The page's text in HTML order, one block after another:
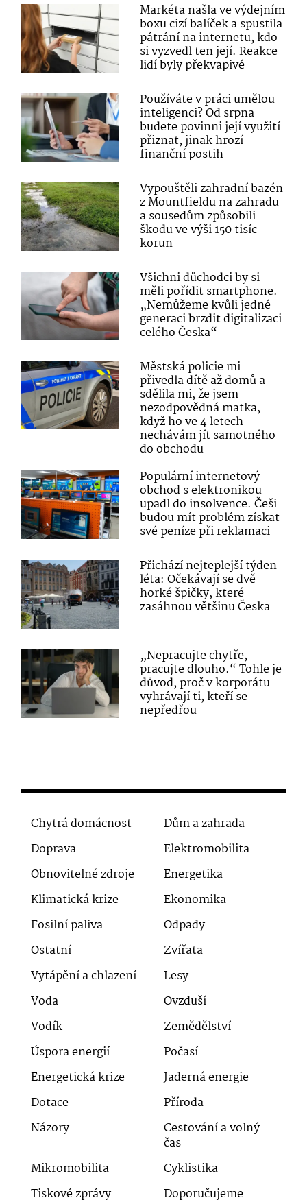
Markéta našla ve výdejním
boxu cizí balíček a spustila
pátrání na internetu, kdo
si vyzvedl ten její. Reakce
lidí byly překvapivé
Používáte v práci umělou
inteligenci? Od srpna
budete povinni její využití
přiznat, jinak hrozí
finanční postih
Vypouštěli zahradní bazén
z Mountfieldu na zahradu
a sousedům způsobili
škodu ve výši 150 tisíc
korun
Všichni důchodci by si
měli pořídit smartphone.
„Nemůžeme kvůli jedné
generaci brzdit digitalizaci
celého Česka“
Městská policie mi
přivedla dítě až domů a
sdělila mi, že jsem
nezodpovědná matka,
když ho ve 4 letech
nechávám jít samotného
do obchodu
Populární internetový
obchod s elektronikou
upadl do insolvence. Češi
budou mít problém získat
své peníze při reklamaci
Přichází nejteplejší týden
léta: Očekávají se dvě
horké špičky, které
zasáhnou většinu Česka
„Nepracujte chytře,
pracujte dlouho.“ Tohle je
důvod, proč v korporátu
vyhrávají ti, kteří se
nepředřou
Chytrá domácnost
Dům a zahrada
Doprava
Elektromobilita
Obnovitelné zdroje
Energetika
Klimatická krize
Ekonomika
Fosilní paliva
Odpady
Ostatní
Zvířata
Vytápění a chlazení
Lesy
Voda
Ovzduší
Vodík
Zemědělství
Úspora energií
Počasí
Energetická krize
Jaderná energie
Dotace
Příroda
Názory
Cestování a volný
čas
Mikromobilita
Cyklistika
Tiskové zprávy
Doporučujeme